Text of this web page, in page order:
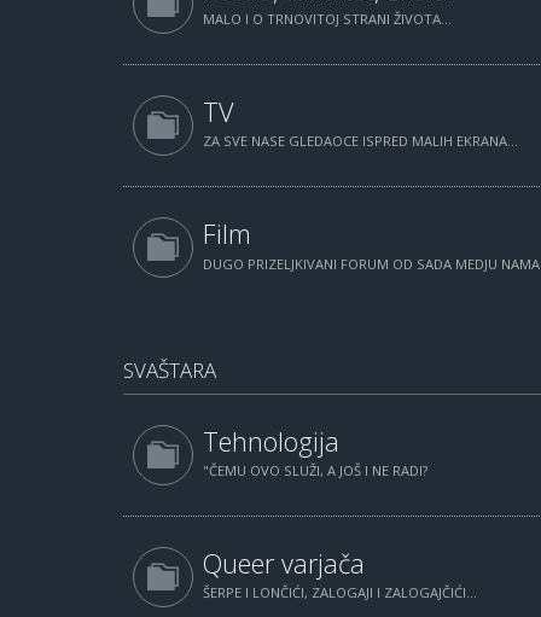
MALO I O TRNOVITOJ STRANI ŽIVOTA...
TV
ZA SVE NASE GLEDAOCE ISPRED MALIH EKRANA...
Film
DUGO PRIZELJKIVANI FORUM OD SADA MEDJU
SVAŠTARA
Tehnologija
"ČEMU OVO SLUŽI, A JOŠ I NE RADI?
Queer varjača
ŠERPE I LONČIĆI, ZALOGAJI I ZALOGAJČIĆI...